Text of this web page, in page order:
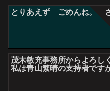
とりあえず ごめんね。
茂木敏充事務所からよろ
私は青山繁晴の支持者です